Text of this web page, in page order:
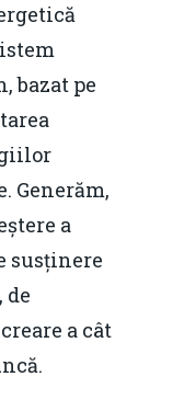
bazat pe
Generăm,
a
susținere
de
a cât